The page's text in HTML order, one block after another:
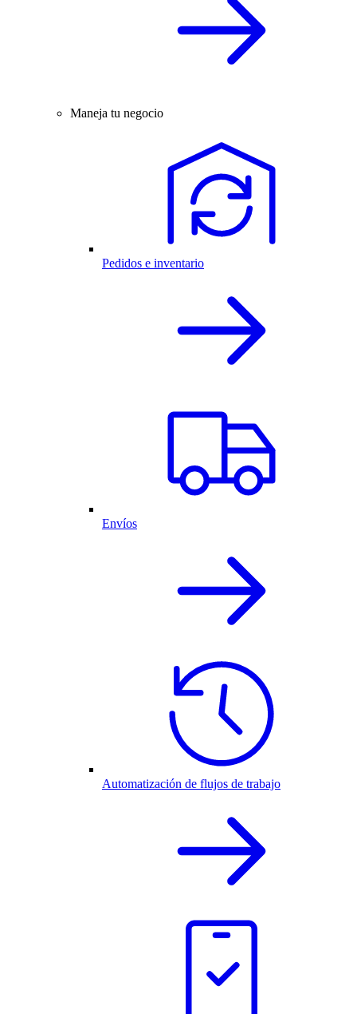
Maneja tu negocio
Pedidos e inventario
Envíos
Automatización de flujos de trabajo